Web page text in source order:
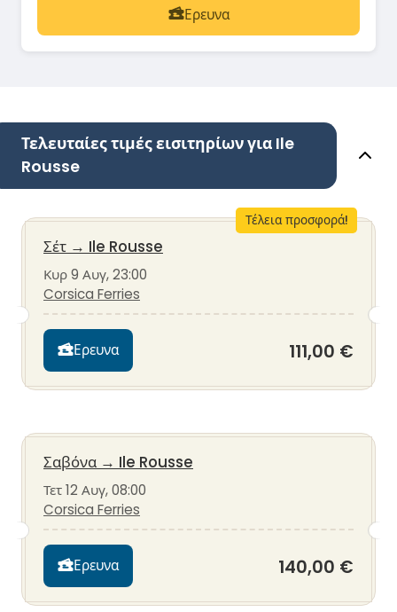
Ερευνα
Τελευταίες τιμές εισιτηρίων για Ile
Rousse
Τέλεια προσφορά!
Σέτ → Ile Rousse
Κυρ 9 Αυγ, 23:00
Corsica Ferries
Ερευνα 111,00 €
Σαβόνα → Ile Rousse
Τετ 12 Αυγ, 08:00
Corsica Ferries
Ερευνα 140,00 €